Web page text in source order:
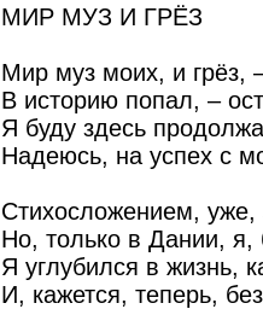
МИР МУЗ И ГРЁЗ
Мир муз моих, и грёз,
В историю попал, –
Я буду здесь
Надеюсь, на успех с
Стихосложением, уже,
Но, только в Дании,
Я углубился в жизнь,
И, кажется, теперь,